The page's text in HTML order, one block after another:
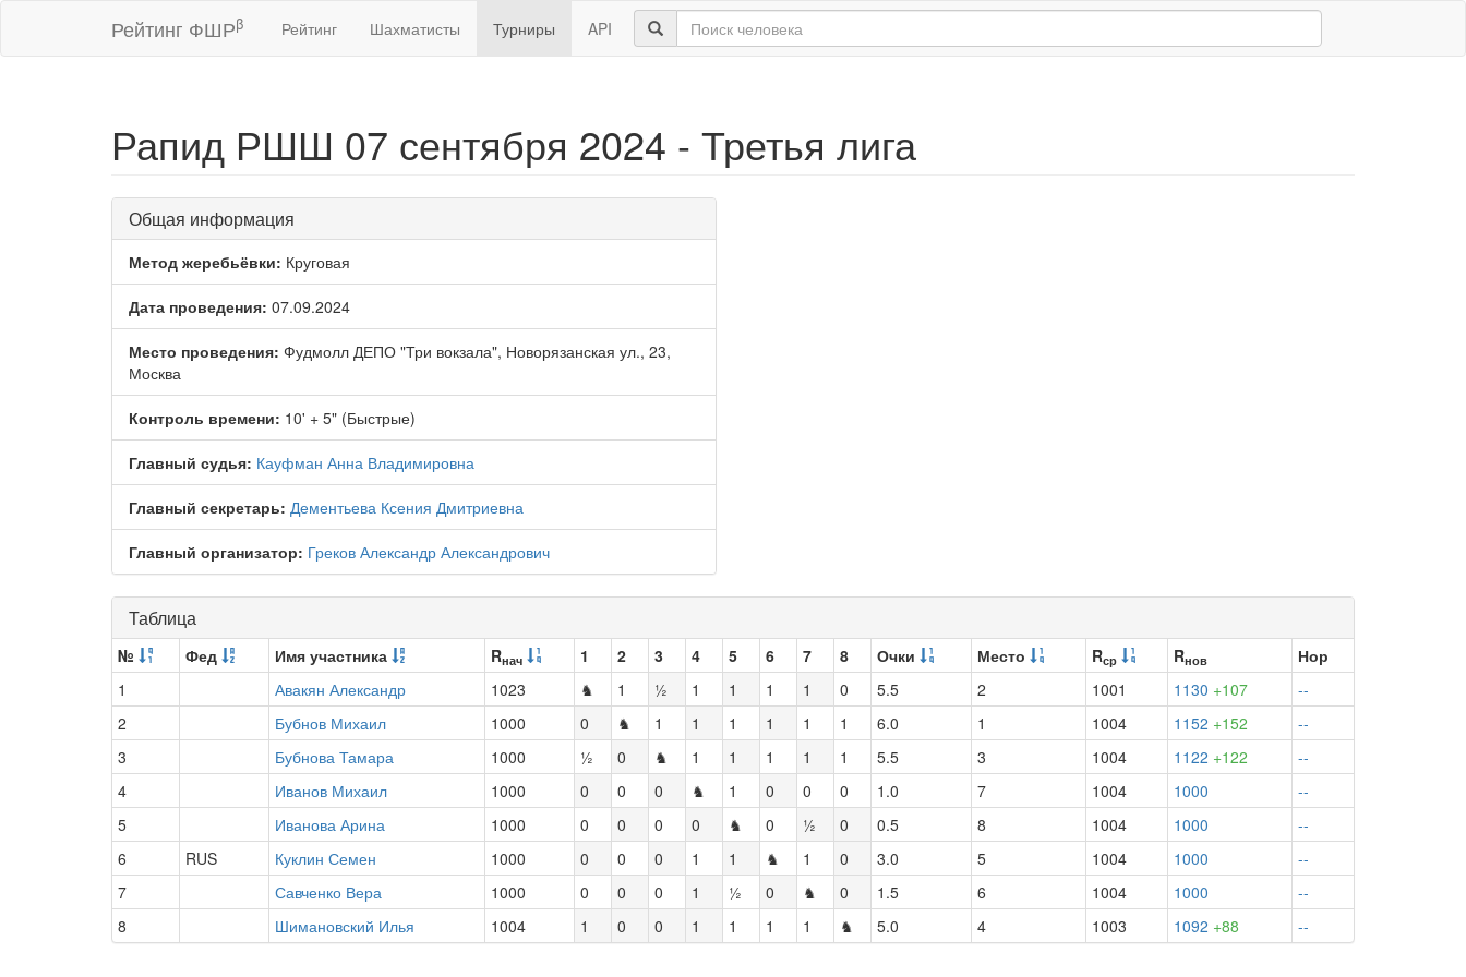
Рейтинг ФШРβ Рейтинг Шахматисты Турниры API
Рапид РШШ 07 сентября 2024 - Третья лига
Общая информация
Метод жеребьёвки: Круговая
Дата проведения: 07.09.2024
Место проведения: Фудмолл ДЕПО "Три вокзала", Новорязанская ул., 23,
Москва
Контроль времени: 10' + 5" (Быстрые)
Главный судья: Кауфман Анна Владимировна
Главный секретарь: Дементьева Ксения Дмитриевна
Главный организатор: Греков Александр Александрович
Таблица
№ Фед Имя участника Rнач 1 2 3 4 5 6 7 8 Очки Место Rср Rнов
Нор
1
Авакян Александр 1023 ♞ 1 ½ 1 1 1 1 0 5.5 2 1001 1130 +107
--
2
Бубнов Михаил 1000 0 ♞ 1 1 1 1 1 1 6.0 1 1004 1152 +152
--
3
Бубнова Тамара 1000 ½ 0 ♞ 1 1 1 1 1 5.5 3 1004 1122 +122
--
4
Иванов Михаил 1000 0 0 0 ♞ 1 0 0 0 1.0 7 1004 1000
--
5
Иванова Арина 1000 0 0 0 0 ♞ 0 ½ 0 0.5 8 1004 1000
--
6
RUS Куклин Семен 1000 0 0 0 1 1 ♞ 1 0 3.0 5 1004 1000
--
7
Савченко Вера 1000 0 0 0 1 ½ 0 ♞ 0 1.5 6 1004 1000
--
8
Шимановский Илья 1004 1 0 0 1 1 1 1 ♞ 5.0 4 1003 1092 +88 --